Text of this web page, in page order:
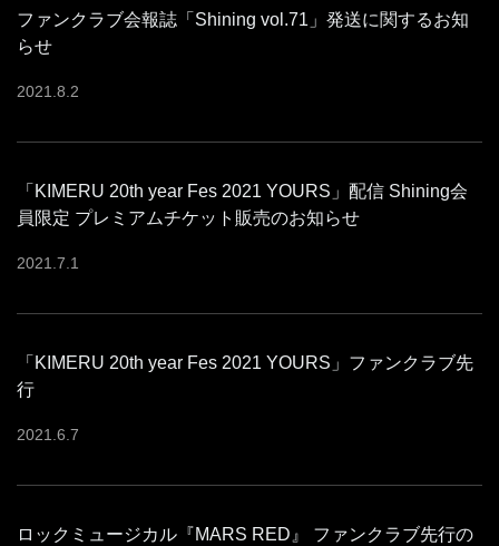
ファンクラブ会報誌「Shining vol.71」発送に関するお知
らせ
2021 8 2
「KIMERU 20th year Fes 2021 YOURS」配信 Shining会
員限定 プレミアムチケット販売のお知らせ
2021 7 1
「KIMERU 20th year Fes 2021 YOURS」ファンクラブ先
行
2021 6 7
ロックミュージカル『MARS RED』 ファンクラブ先行の